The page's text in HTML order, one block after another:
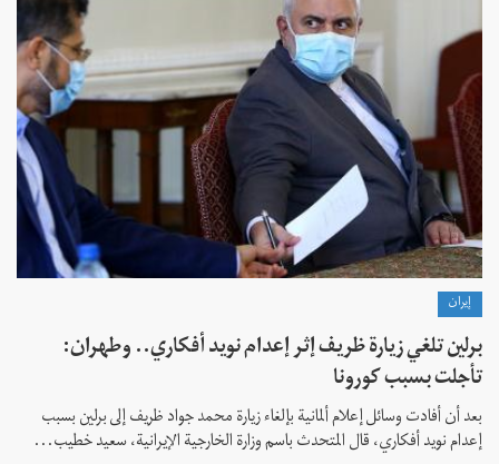
إيران
برلين تلغي زيارة ظريف إثر إعدام نويد أفكاري.. وطهران:
تأجلت بسبب كورونا
بعد أن أفادت وسائل إعلام ألمانية بإلغاء زيارة محمد جواد ظريف إلى برلين بسبب
إعدام نويد أفكاري، قال المتحدث باسم وزارة الخارجية الإيرانية، سعيد خطيب...